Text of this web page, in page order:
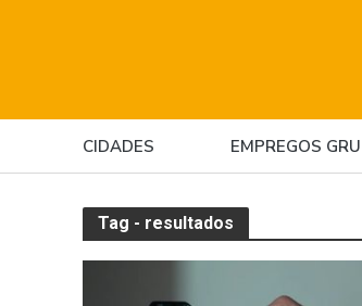
CIDADES EMPREGOS GRU
Tag - resultados